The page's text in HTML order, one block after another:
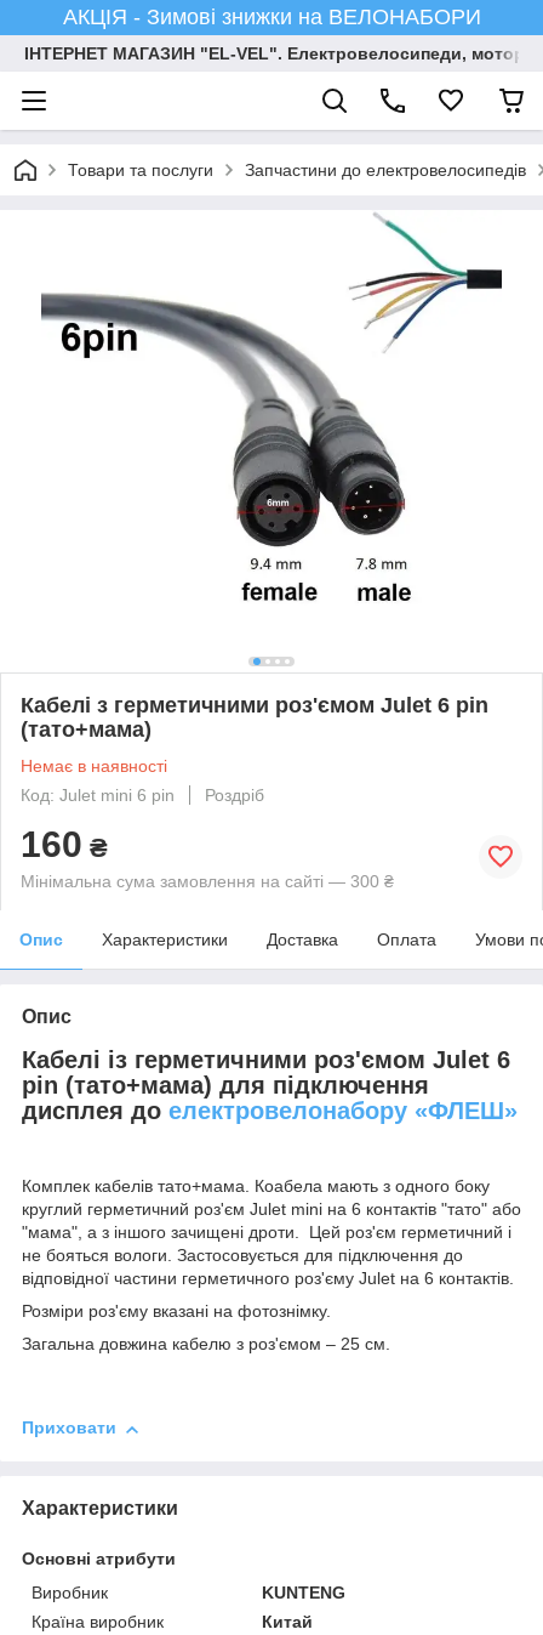
АКЦІЯ - Зимові знижки на ВЕЛОНАБОРИ
ІНТЕРНЕТ МАГАЗИН "EL-VEL". Електровелосипеди, мотор-
Товари та послуги Запчастини до електровелосипедів
Кабелі з герметичними роз'ємом Julet 6 pin
(тато+мама)
Немає в наявності
Код: Julet mini 6 pin
Роздріб
160 ₴
Мінімальна сума замовлення на сайті — 300 ₴
Опис Характеристики Доставка Оплата Умови
Опис
Кабелі із герметичними роз'ємом Julet 6
pin (тато+мама) для підключення
дисплея до електровелонабору «ФЛЕШ»
Комплек кабелів тато+мама. Коабела мають з одного боку
круглий герметичний роз'єм Julet mini на 6 контактів "тато" або
"мама", а з іншого зачищені дроти. Цей роз'єм герметичний і
не бояться вологи. Застосовується для підключення до
відповідної частини герметичного роз'єму Julet на 6 контактів.
Розміри роз'єму вказані на фотознімку.
Загальна довжина кабелю з роз'ємом – 25 см.
Приховати
Характеристики
Основні атрибути
Виробник
KUNTENG
Країна виробник
Китай